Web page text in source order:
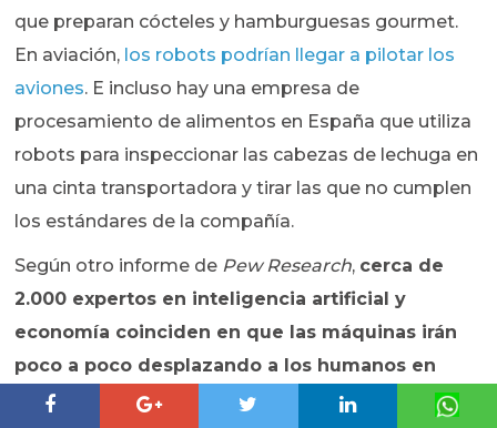
que preparan cócteles y hamburguesas gourmet.
En aviación, los robots podrían llegar a pilotar los
aviones. E incluso hay una empresa de
procesamiento de alimentos en España que utiliza
robots para inspeccionar las cabezas de lechuga en
una cinta transportadora y tirar las que no cumplen
los estándares de la compañía.
Según otro informe de Pew Research, cerca de
2.000 expertos en inteligencia artificial y
economía coinciden en que las máquinas irán
poco a poco desplazando a los humanos en
algunos trabajos,
pero en cambio, hay diversidad